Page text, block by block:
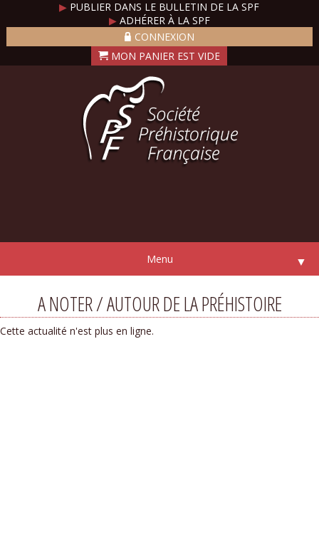
▶ PUBLIER DANS LE BULLETIN DE LA SPF
▶ADHÉRER À LA SPF
CONNEXION
Menu ▼
A NOTER / AUTOUR DE LA PRÉHISTOIRE
Cette actualité n'est plus en ligne.